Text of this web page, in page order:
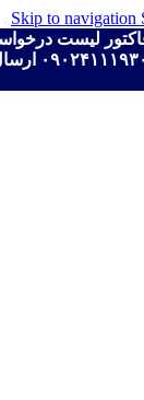
Skip to navigation
لیست